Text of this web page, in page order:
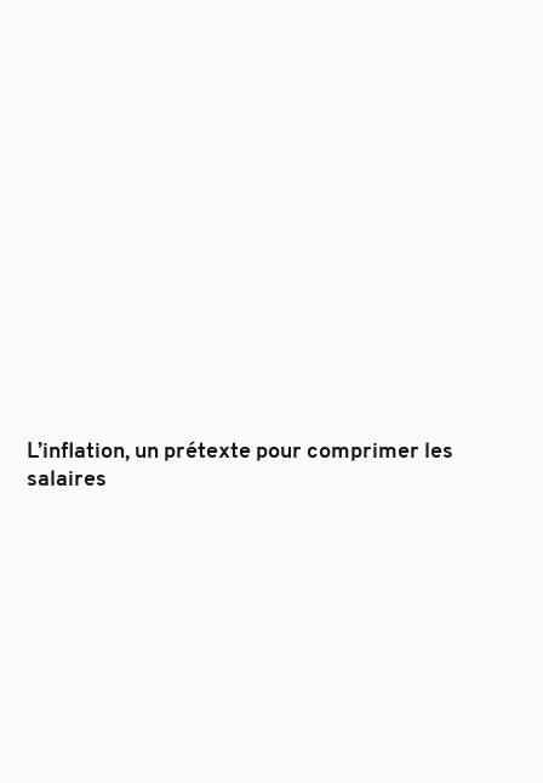
L’inflation, un prétexte pour comprimer les
salaires